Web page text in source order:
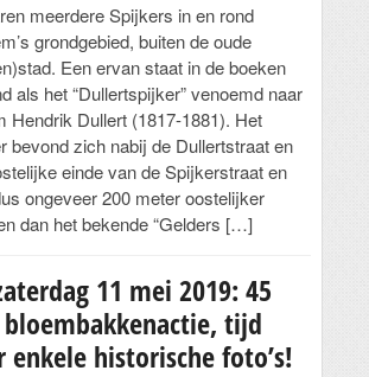
meerdere Spijkers in en rond
grondgebied, buiten de oude
Een ervan staat in de boeken
als het “Dullertspijker” venoemd naar
Hendrik Dullert (1817-1881). Het
bevond zich nabij de Dullertstraat en
einde van de Spijkerstraat en
ongeveer 200 meter oostelijker
dan het bekende “Gelders […]
11 mei 2019: 45
tijd
enkele historische foto’s!